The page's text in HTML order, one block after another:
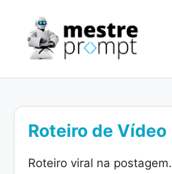
conteúdo
Roteiro de Vídeo
Roteiro viral na postagem.